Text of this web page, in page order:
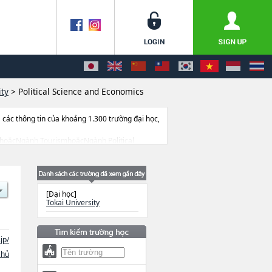
> Political Science and Economics
các thông tin của khoảng 1.300 trường đại học,
TourismhoặcNgành Political
hoặcNgành Cultural and
HumanitieshoặcNgành
cở sở trang thiết bị, hướng dẫn địa điểm
[Đại học]
Tokai University